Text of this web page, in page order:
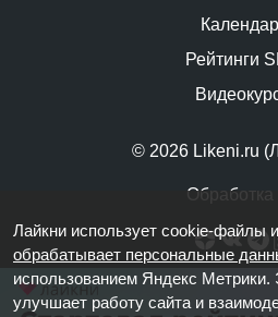
© 2026 Likeni.ru
Рейтинги
Лайкни использует cookie-файлы и
обрабатывает персональные
использованием Яндекс Метрики.
улучшает работу сайта и